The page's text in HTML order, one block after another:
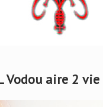
Vodou aire 2 vie